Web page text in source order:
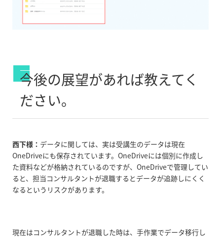
今後の展望があれば教えてく
ださい。
西下様： データに関しては、実は受講生のデータは現在
OneDriveにも保存されています。OneDriveには個別に作成し
た資料などが格納されているのですが、OneDriveで管理してい
ると、担当コンサルタントが退職するとデータが追跡しにくく
なるというリスクがあります。
現在はコンサルタントが退職した時は、手作業でデータ移行し